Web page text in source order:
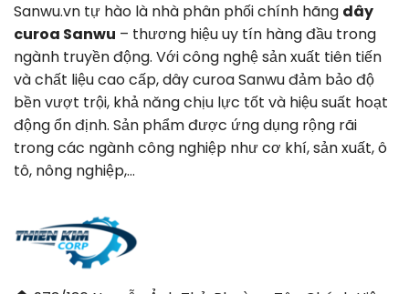
Sanwu.vn tự hào là nhà phân phối chính hãng dây
curoa Sanwu – thương hiệu uy tín hàng đầu trong
ngành truyền động. Với công nghệ sản xuất tiên tiến
và chất liệu cao cấp, dây curoa Sanwu đảm bảo độ
bền vượt trội, khả năng chịu lực tốt và hiệu suất hoạt
động ổn định. Sản phẩm được ứng dụng rộng rãi
trong các ngành công nghiệp như cơ khí, sản xuất, ô
tô, nông nghiệp,…